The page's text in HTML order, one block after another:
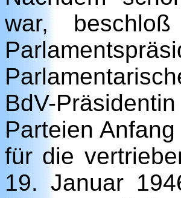
war,
BdV-
Parteien
für die
19. Januar